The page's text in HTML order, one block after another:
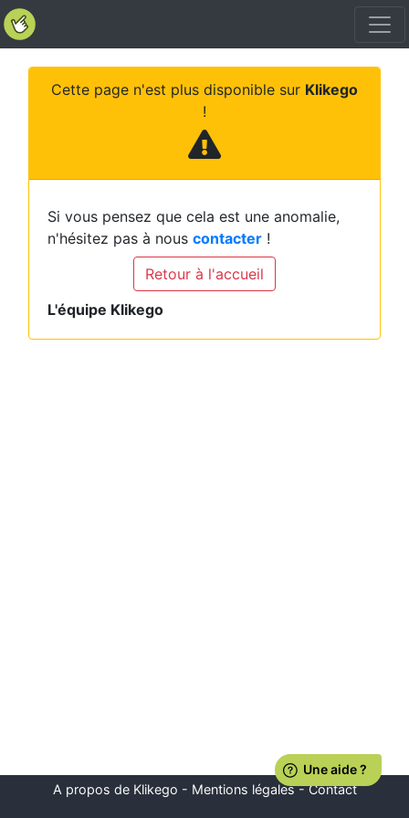
Cette page n'est plus disponible sur Klikego
!
Si vous pensez que cela est une anomalie,
n'hésitez pas à nous contacter !
Retour à l'accueil
L'équipe Klikego
A propos de Klikego - Mentions légales-Contact